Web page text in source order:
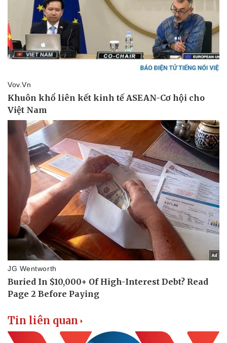
Doanh nghiệp
Thông tin doanh nghiệp
Doanh nghiệp 24h
Doanh nhân
Vì cộng đồng
Công nghệ
Sành điệu
Tin Công nghệ
Trải nghiệm
Chuyển đổi số
Tin liên quan